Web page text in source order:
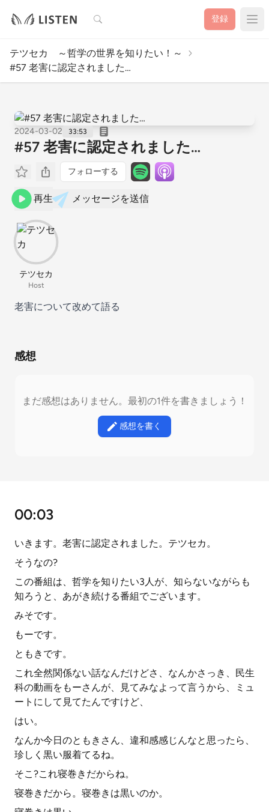
検索 登録
テツセカ ～哲学の世界を知りたい！～
#57 老害に認定されました…
2024-03-02 33:53
#57 老害に認定されました…
フォローする
再生 メッセージを送信
テツセカ
Host
老害について改めて語る
感想
まだ感想はありません。最初の1件を書きましょう！
感想を書く
00:03
いきます。老害に認定されました。テツセカ。
そうなの?
この番組は、哲学を知りたい3人が、知らないながらも
知ろうと、あがき続ける番組でございます。
みそです。
もーです。
ともきです。
これ全然関係ない話なんだけどさ、なんかさっき、民生
科の動画をもーさんが、見てみなよって言うから、ミュ
ートにして見てたんですけど、
はい。
なんか今日のともきさん、違和感感じんなと思ったら、
珍しく黒い服着てるね。
そこ?これ寝巻きだからね。
寝巻きだから。寝巻きは黒いのか。